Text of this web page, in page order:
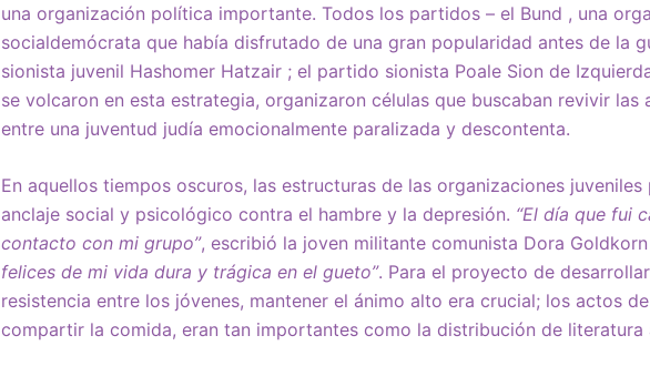
una organización política importante. Todos los partidos – el Bund , una
socialdemócrata que había disfrutado de una gran popularidad antes de la
sionista juvenil Hashomer Hatzair ; el partido sionista Poale Sion de
se volcaron en esta estrategia, organizaron células que buscaban revivir
entre una juventud judía emocionalmente paralizada y descontenta.
En aquellos tiempos oscuros, las estructuras de las organizaciones
anclaje social y psicológico contra el hambre y la depresión. “El día que fui
contacto con mi grupo”, escribió la joven militante comunista Dora Goldkorn
felices de mi vida dura y trágica en el gueto”. Para el proyecto de
resistencia entre los jóvenes, mantener el ánimo alto era crucial; los actos
compartir la comida, eran tan importantes como la distribución de literatura